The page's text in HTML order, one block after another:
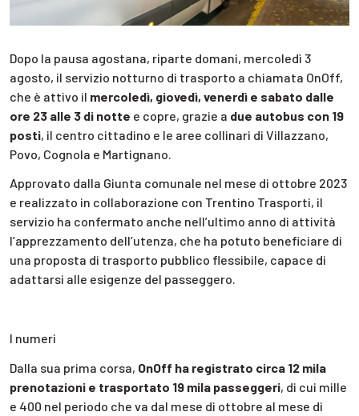
Dopo la pausa agostana, riparte domani, mercoledì 3
agosto, il servizio notturno di trasporto a chiamata OnOff,
che è attivo il mercoledì, giovedì, venerdì e sabato dalle
ore 23 alle 3 di notte e copre, grazie a due autobus con 19
posti, il centro cittadino e le aree collinari di Villazzano,
Povo, Cognola e Martignano.
Approvato dalla Giunta comunale nel mese di ottobre 2023
e realizzato in collaborazione con Trentino Trasporti, il
servizio ha confermato anche nell’ultimo anno di attività
l’apprezzamento dell’utenza, che ha potuto beneficiare di
una proposta di trasporto pubblico flessibile, capace di
adattarsi alle esigenze del passeggero.
I numeri
Dalla sua prima corsa, OnOff ha registrato circa 12 mila
prenotazioni e trasportato 19 mila passeggeri, di cui mille
e 400 nel periodo che va dal mese di ottobre al mese di